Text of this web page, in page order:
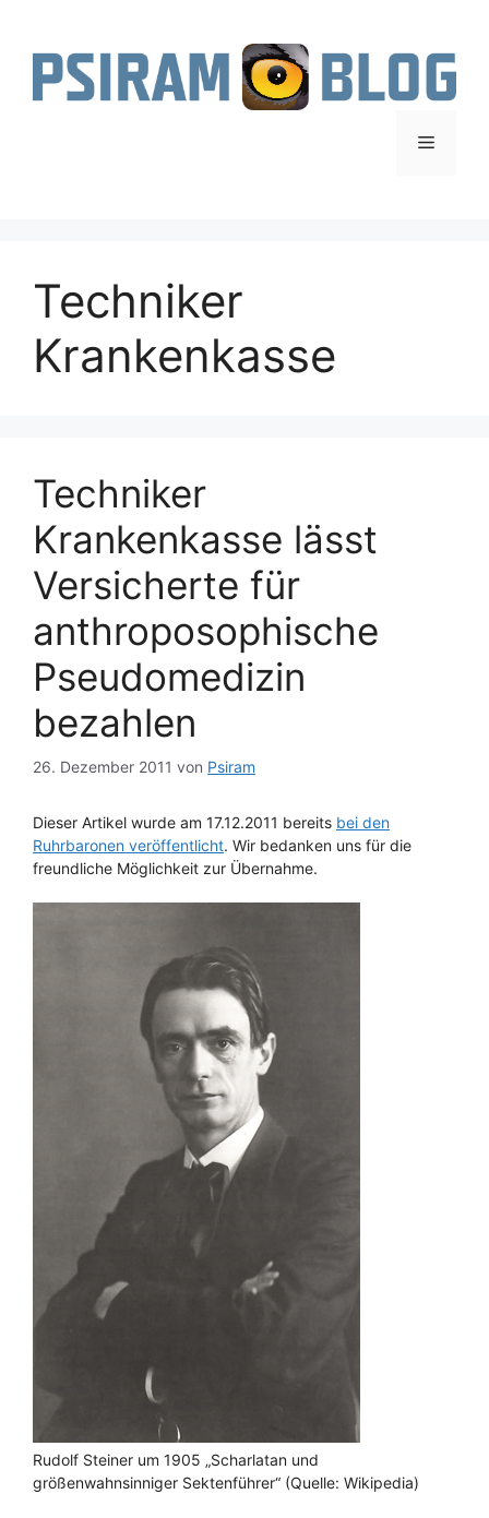
springen
Menü
Techniker
Krankenkasse
Techniker
Krankenkasse lässt
Versicherte für
anthroposophische
Pseudomedizin
bezahlen
26. Dezember 2011 von Psiram
Dieser Artikel wurde am 17.12.2011 bereits bei den
Ruhrbaronen veröffentlicht. Wir bedanken uns für die
freundliche Möglichkeit zur Übernahme.
Rudolf Steiner um 1905 „Scharlatan und
größenwahnsinniger Sektenführer“ (Quelle: Wikipedia)